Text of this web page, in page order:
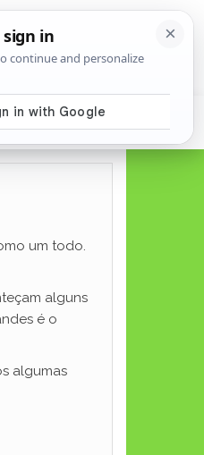
um todo.
alguns
é o
algumas